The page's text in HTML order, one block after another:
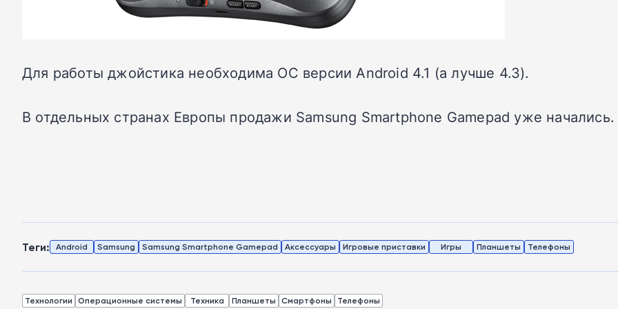
Для работы джойстика необходима ОС версии Android 4.1 (а лучше 4.3).
В отдельных странах Европы продажи Samsung Smartphone Gamepad уже начались.
Теги: Android Samsung Samsung Smartphone Gamepad Аксессуары Игровые приставки Игры Планшеты Телефоны
Технологии Операционные системы Техника Планшеты Смартфоны Телефоны